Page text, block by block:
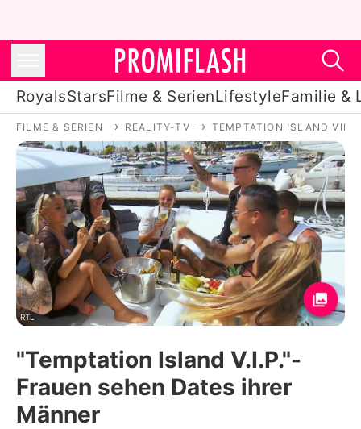
RoyalsStarsFilme & SerienLifestyleFamilie &
Royals
Stars
Filme & Serien
Lifestyle
Familie & Liebe
Promiflash Exklusiv
Alle Themen auf Promiflash
FILME & SERIEN REALITY-TV TEMPTATION ISLAND VIP
RTL
"Temptation Island V.I.P."-
Frauen sehen Dates ihrer
Männer